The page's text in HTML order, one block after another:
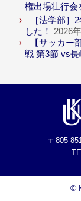
権出場壮行会
［法学部］
した！
2026
【サッカ
戦 第3節 vs
〒805-
©